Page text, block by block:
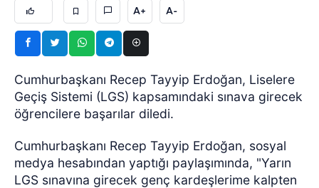
A+ A-
Cumhurbaşkanı Recep Tayyip Erdoğan, Liselere
Geçiş Sistemi (LGS) kapsamındaki sınava girecek
öğrencilere başarılar diledi.
Cumhurbaşkanı Recep Tayyip Erdoğan, sosyal
medya hesabından yaptığı paylaşımında, "Yarın
LGS sınavına girecek genç kardeşlerime kalpten